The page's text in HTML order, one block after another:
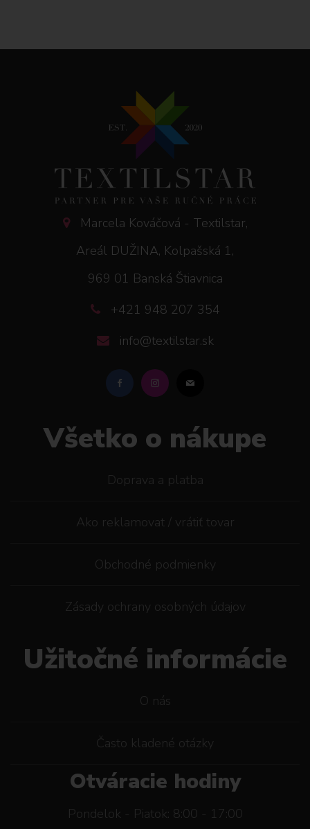
Marcela Kováčová - Textilstar,
Areál DUŽINA, Kolpašská 1,
969 01 Banská Štiavnica
+421 948 207 354
info@textilstar.sk
Všetko o nákupe
Doprava a platba
Ako reklamovat / vrátiť tovar
Obchodné podmienky
Zásady ochrany osobných údajov
Užitočné informácie
O nás
Často kladené otázky
Otváracie hodiny
Pondelok - Piatok: 8:00 - 17:00